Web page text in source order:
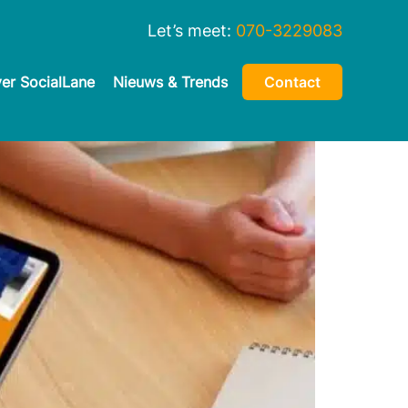
Let’s meet: 070-3229083
SocialLane Nieuws & Trends Contact